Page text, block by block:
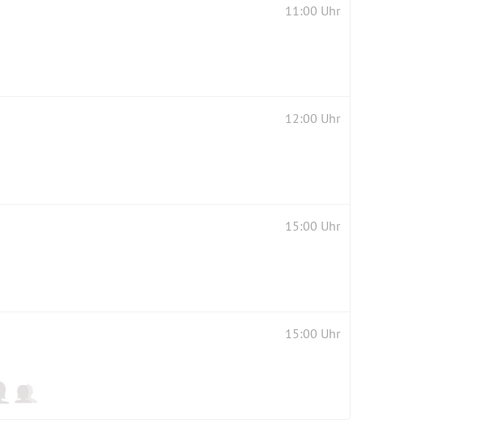
11:00 Uhr
12:00 Uhr
15:00 Uhr
15:00 Uhr